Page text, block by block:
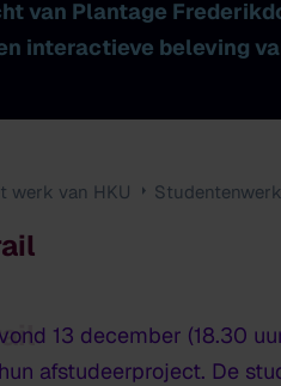
van Plantage
interactieve beleving
werk van HKU Studentenwerk
13 december (18.30
afstudeerproject. De